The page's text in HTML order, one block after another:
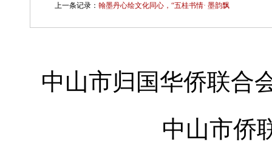
上一条记录： 翰墨丹心绘文化同心，“五桂书情· 墨韵飘
中山市归国华侨联合
中山市侨